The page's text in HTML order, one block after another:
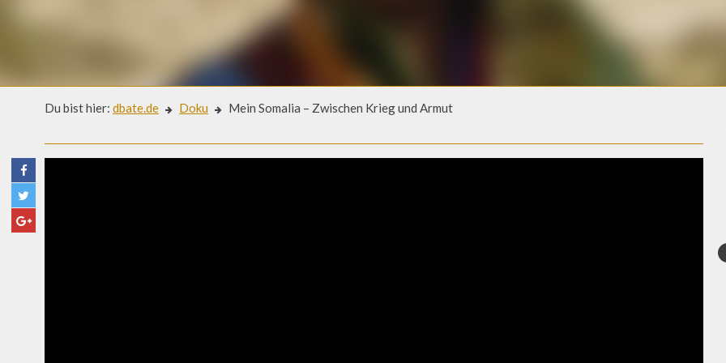
Du bist hier: dbate.de Doku Mein Somalia – Zwischen Krieg und Armut